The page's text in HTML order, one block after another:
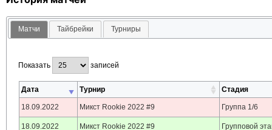
Матчи Тайбрейки Турниры
Показать записей
Дата Турнир Стадия
18.09.2022 Микст Rookie 2022 #9 Группа 1/6
18.09.2022 Микст Rookie 2022 #9 Групповой